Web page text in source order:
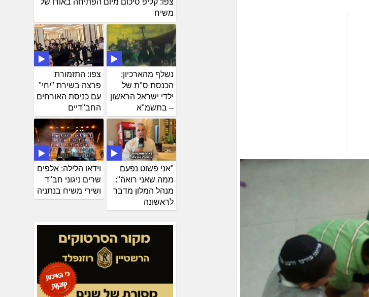
משיח
צפו: התזמורת
פרצה בשירת "יחי"
עם כניסת האורחים
החב"דיים
נשלף מהארכיון:
הכנסת ס"ת של
ילדי ישראל הראשון
– בתשמ"א
וידאו הלילה: אלפים
שרים ניגוני חב"ד
ושירי משיח בנתניה
"אני פשוט נפעם
ממה שאני רואה":
מנהל המלון מדבר
לראשונה